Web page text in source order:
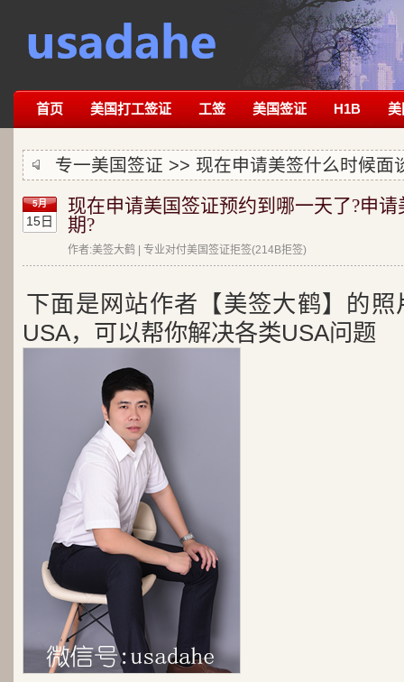
首页 美国打工签证 工签 美国签证 H1B 美
专一美国签证 >> 现在申请美签什么时候面
5月
15日
现在申请美国签证预约到哪一天了?申
期?
作者:美签大鹤 | 专业对付美国签证拒签(214B拒签)
下面是网站作者【美签大鹤】的
USA，可以帮你解决各类USA问题